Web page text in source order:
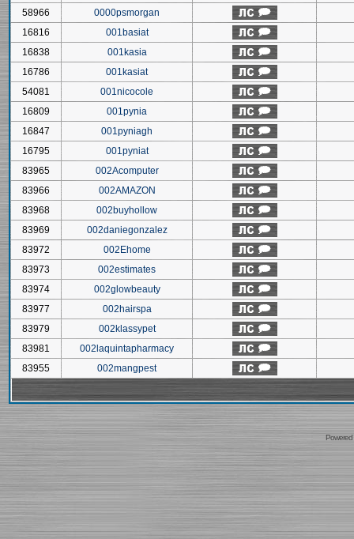
58966
0000psmorgan
16816
001basiat
16838
001kasia
16786
001kasiat
54081
001nicocole
16809
001pynia
16847
001pyniagh
16795
001pyniat
83965
002Acomputer
83966
002AMAZON
83968
002buyhollow
83969
002daniegonzalez
83972
002Ehome
83973
002estimates
83974
002glowbeauty
83977
002hairspa
83979
002klassypet
83981
002laquintapharmacy
83955
002mangpest